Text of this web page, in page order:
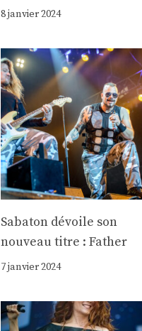
8 janvier 2024
Sabaton dévoile son
nouveau titre : Father
7 janvier 2024